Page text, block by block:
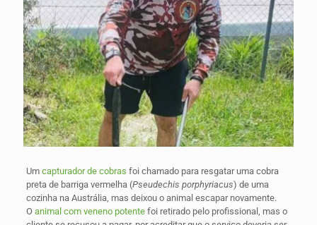
Um capturador de cobras foi chamado para resgatar uma cobra
preta de barriga vermelha (Pseudechis porphyriacus) de uma
cozinha na Austrália, mas deixou o animal escapar novamente.
O animal com veneno potentefoi retirado pelo profissional, mas o